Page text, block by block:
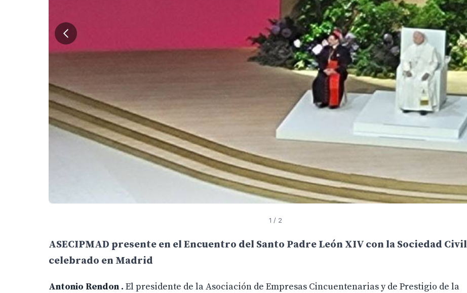
1 / 2
ASECIPMAD presente en el Encuentro del Santo Padre León XIV con la Sociedad Civil
celebrado en Madrid
Antonio Rendon . El presidente de la Asociación de Empresas Cincuentenarias y de Prestigio de la